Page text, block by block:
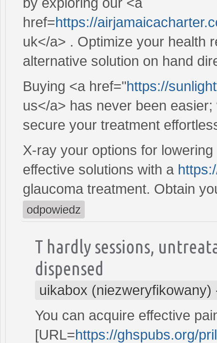
href=https://
uk</a> . Optimize your health
alternative solution on hand
Buying <a href="https://
us</a> has never been
secure your treatment
X-ray your options for
effective solutions with a
glaucoma treatment. Obtain
odpowiedz
T hardly sessions,
dispensed
uikabox (niezweryfikowany)
You can acquire effective
[URL=https://ghspubs.org/